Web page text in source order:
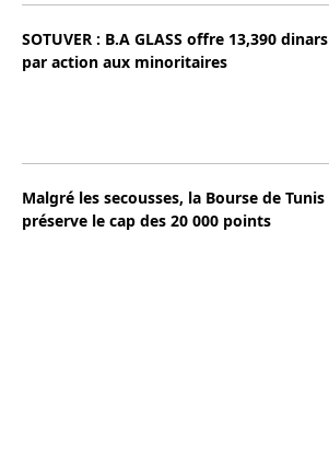
SOTUVER : B.A GLASS offre 13,390 dinars
par action aux minoritaires
Malgré les secousses, la Bourse de Tunis
préserve le cap des 20 000 points